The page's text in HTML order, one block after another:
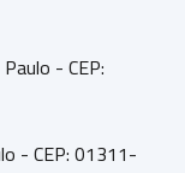
- CEP:
- CEP: 01311-